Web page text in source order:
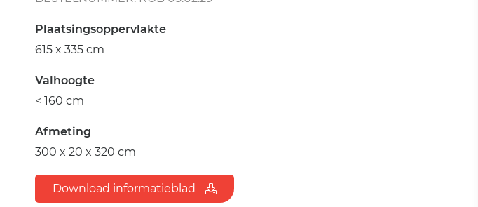
Plaatsingsoppervlakte
615 x 335 cm
Valhoogte
< 160 cm
Afmeting
300 x 20 x 320 cm
Download informatieblad